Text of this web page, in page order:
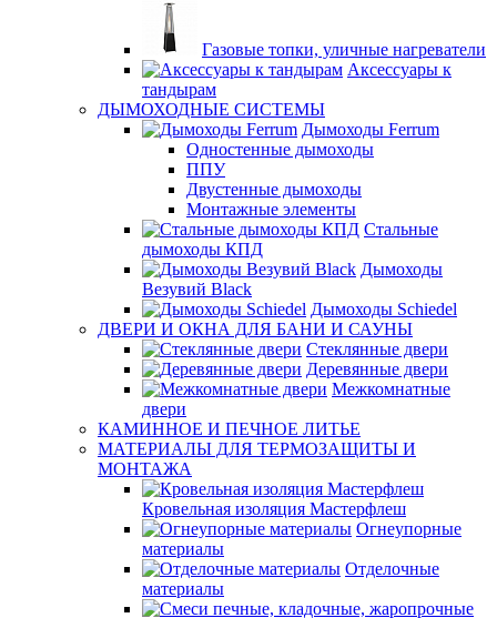
Газовые топки, уличные нагреватели
Аксессуары к
тандырам
ДЫМОХОДНЫЕ СИСТЕМЫ
Дымоходы Ferrum
Одностенные дымоходы
ППУ
Двустенные дымоходы
Монтажные элементы
Стальные
дымоходы КПД
Дымоходы
Везувий Black
Дымоходы Schiedel
ДВЕРИ И ОКНА ДЛЯ БАНИ И САУНЫ
Стеклянные двери
Деревянные двери
Межкомнатные
двери
КАМИННОЕ И ПЕЧНОЕ ЛИТЬЕ
МАТЕРИАЛЫ ДЛЯ ТЕРМОЗАЩИТЫ И
МОНТАЖА
Кровельная изоляция Мастерфлеш
Огнеупорные
материалы
Отделочные
материалы